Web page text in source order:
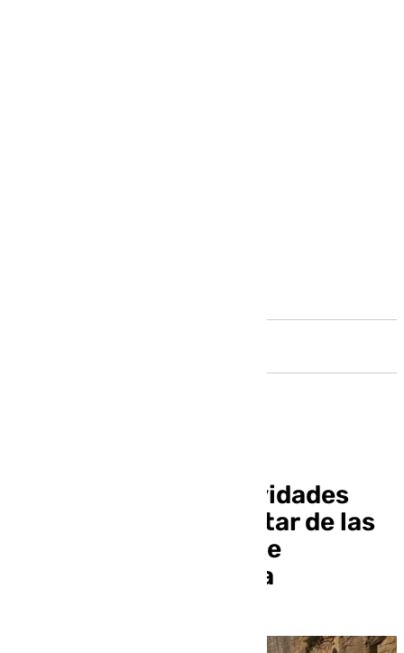
Estas son las 15 actividades
gratuitas para disfrutar de las
Jornadas Europeas de
Patrimonio en Málaga